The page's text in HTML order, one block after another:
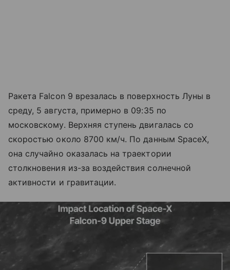
Ракета Falcon 9 врезалась в поверхность Луны в
среду, 5 августа, примерно в 09:35 по
московскому. Верхняя ступень двигалась со
скоростью около 8700 км/ч. По данным SpaceX,
она случайно оказалась на траектории
столкновения из-за воздействия солнечной
активности и гравитации.